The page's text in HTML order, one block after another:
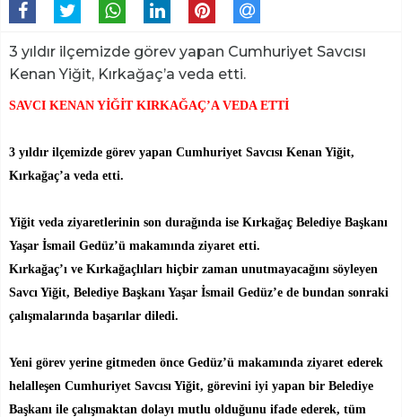
3 yıldır ilçemizde görev yapan Cumhuriyet Savcısı
Kenan Yiğit, Kırkağaç’a veda etti.
SAVCI KENAN YİĞİT KIRKAĞAÇ’A VEDA ETTİ
3 yıldır ilçemizde görev yapan Cumhuriyet Savcısı Kenan Yiğit,
Kırkağaç’a veda etti.
Yiğit veda ziyaretlerinin son durağında ise Kırkağaç Belediye Başkanı
Yaşar İsmail Gedüz’ü makamında ziyaret etti.
Kırkağaç’ı ve Kırkağaçlıları hiçbir zaman unutmayacağını söyleyen
Savcı Yiğit, Belediye Başkanı Yaşar İsmail Gedüz’e de bundan sonraki
çalışmalarında başarılar diledi.
Yeni görev yerine gitmeden önce Gedüz’ü makamında ziyaret ederek
helalleşen Cumhuriyet Savcısı Yiğit, görevini iyi yapan bir Belediye
Başkanı ile çalışmaktan dolayı mutlu olduğunu ifade ederek, tüm